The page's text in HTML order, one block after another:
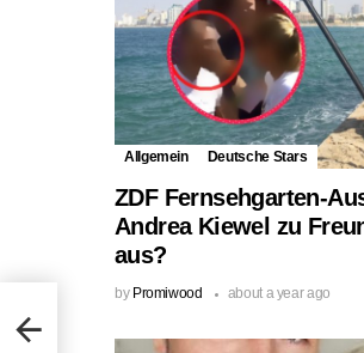
Allgemein Deutsche Stars
ZDF Fernsehgarten-
Andrea Kiewel zu
aus?
by Promiwood about a year ago